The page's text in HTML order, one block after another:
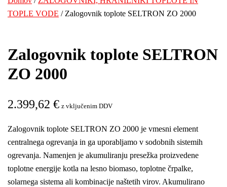
TOPLE VODE / Zalogovnik toplote SELTRON ZO 2000
Zalogovnik toplote SELTRON
ZO 2000
2.399,62 € z vključenim DDV
Zalogovnik toplote SELTRON ZO 2000 je vmesni element
centralnega ogrevanja in ga uporabljamo v sodobnih sistemih
ogrevanja. Namenjen je akumuliranju presežka proizvedene
toplotne energije kotla na lesno biomaso, toplotne črpalke,
solarnega sistema ali kombinacije naštetih virov. Akumulirano